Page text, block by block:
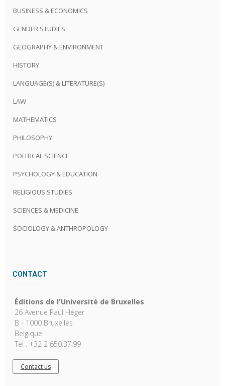
BUSINESS & ECONOMICS
GENDER STUDIES
GEOGRAPHY & ENVIRONMENT
HISTORY
LANGUAGE(S) & LITERATURE(S)
LAW
MATHEMATICS
PHILOSOPHY
POLITICAL SCIENCE
PSYCHOLOGY & EDUCATION
RELIGIOUS STUDIES
SCIENCES & MEDICINE
SOCIOLOGY & ANTHROPOLOGY
CONTACT
Éditions de l'Université de Bruxelles
26 Avenue Paul Héger
B - 1000 Bruxelles
Belgique
Tel : +32 2 650.37.99
Contact us